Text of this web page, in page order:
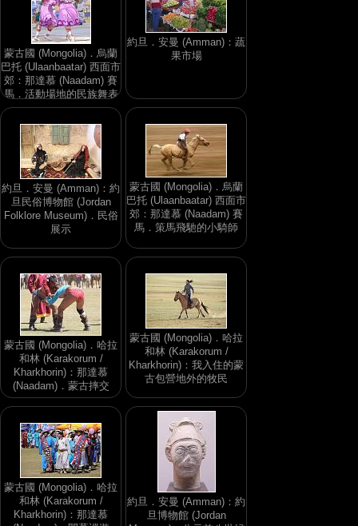
蒙古國 (Mongolia)．烏蘭
巴托 (Ulaanbaatar) 西面市
郊：那達慕 (Naadam) 賽
馬．活動場地的民族舞表
演
約旦．安曼 (Amman)：蔬
果市場
約旦．安曼 (Amman)：約
旦民俗博物館 (Jordan
Folklore Museum)．民俗
展示
蒙古國 (Mongolia)．烏蘭
巴托 (Ulaanbaatar) 西面市
郊：那達慕 (Naadam) 賽
馬．策馬飛馳的小騎師
蒙古國 (Mongolia)．哈拉
和林 (Karakorum /
Kharkhorin)：那達慕
(Naadam)．蒙古摔交
蒙古國 (Mongolia)．哈拉
和林 (Karakorum /
Kharkhorin)：我入住的蒙
古包營地外的牧民
蒙古國 (Mongolia)．哈拉
和林 (Karakorum /
Kharkhorin)：那達慕
約旦．安曼 (Amman)：約
旦博物館 (Jordan